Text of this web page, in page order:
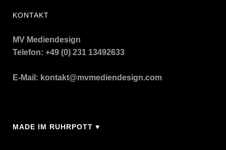
KONTAKT
MV Mediendesign
Telefon: +49 (0) 231 13492633
E-Mail: kontakt@mvmediendesign.com
MADE IM RUHRPOTT ♥